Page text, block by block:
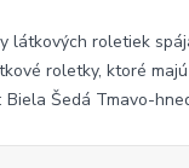
látkových roletiek
roletky, ktoré
Biela Šedá Tmavo-